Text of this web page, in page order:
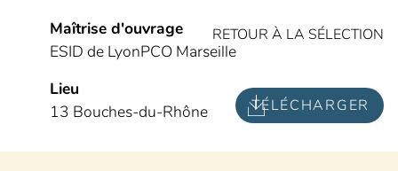
Nos 15 ans
NOTRE ACTUALITÉ
L’actu d’AsCoRéal
Maîtrise d'ouvrage
ESID de LyonPCO Marseille
Lieu
13 Bouches-du-Rhône
RETOUR À LA SÉLECTION
TÉLÉCHARGER